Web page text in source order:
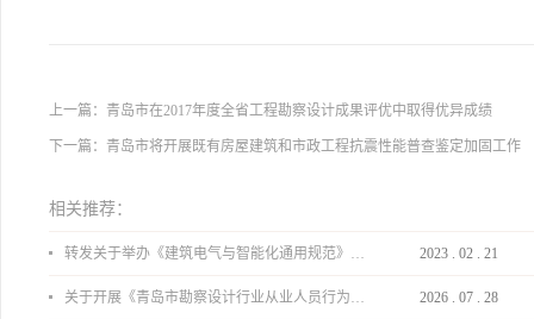
上一篇： 青岛市在2017年度全省工程勘察设计成果评优中取得优异成绩
下一篇： 青岛市将开展既有房屋建筑和市政工程抗震性能普查鉴定加固工作
相关推荐：
转发关于举办《建筑电气与智能化通用规范》 GB55024-2022公益宣贯的通知 2023 . 02 . 21
关于开展《青岛市勘察设计行业从业人员行为导则》、《青岛市住宅工程设计审查品质提升指引（2026版）》宣贯活动的通知 2026 . 07 . 28